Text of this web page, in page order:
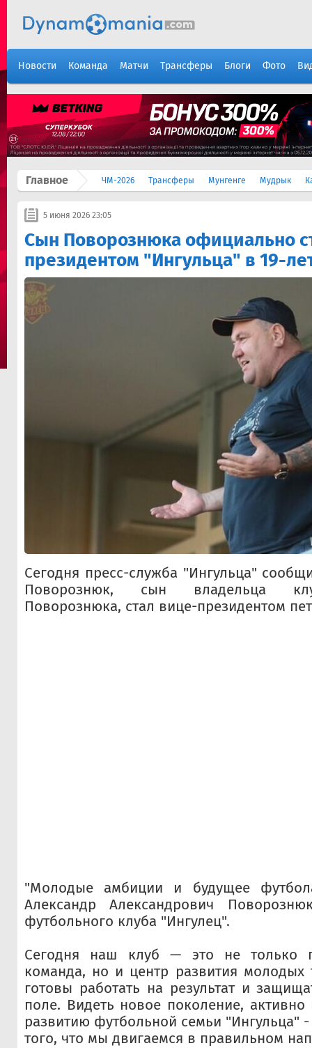
Новости Команда Матчи Трансферы Блоги Фото
Главное ЧМ-2026 Трансферы Мунгенге Мудрык
5 июня 2026 23:05
Сын Поворознюка официально
президентом "Ингульца" в 19-
Сегодня пресс-служба "Ингульца"
Поворознюк, сын владельца
Поворознюка, стал вице-президентом
"Молодые амбиции и будущее
Александр Александрович
футбольного клуба "Ингулец".
Сегодня наш клуб — это не только
команда, но и центр развития молодых
готовы работать на результат и
поле. Видеть новое поколение,
развитию футбольной семьи "Ингульца" -
того, что мы двигаемся в правильном